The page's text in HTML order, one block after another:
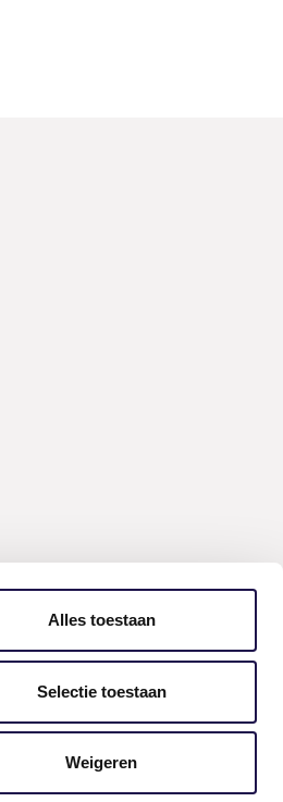
Alles toestaan
Selectie toestaan
Weigeren